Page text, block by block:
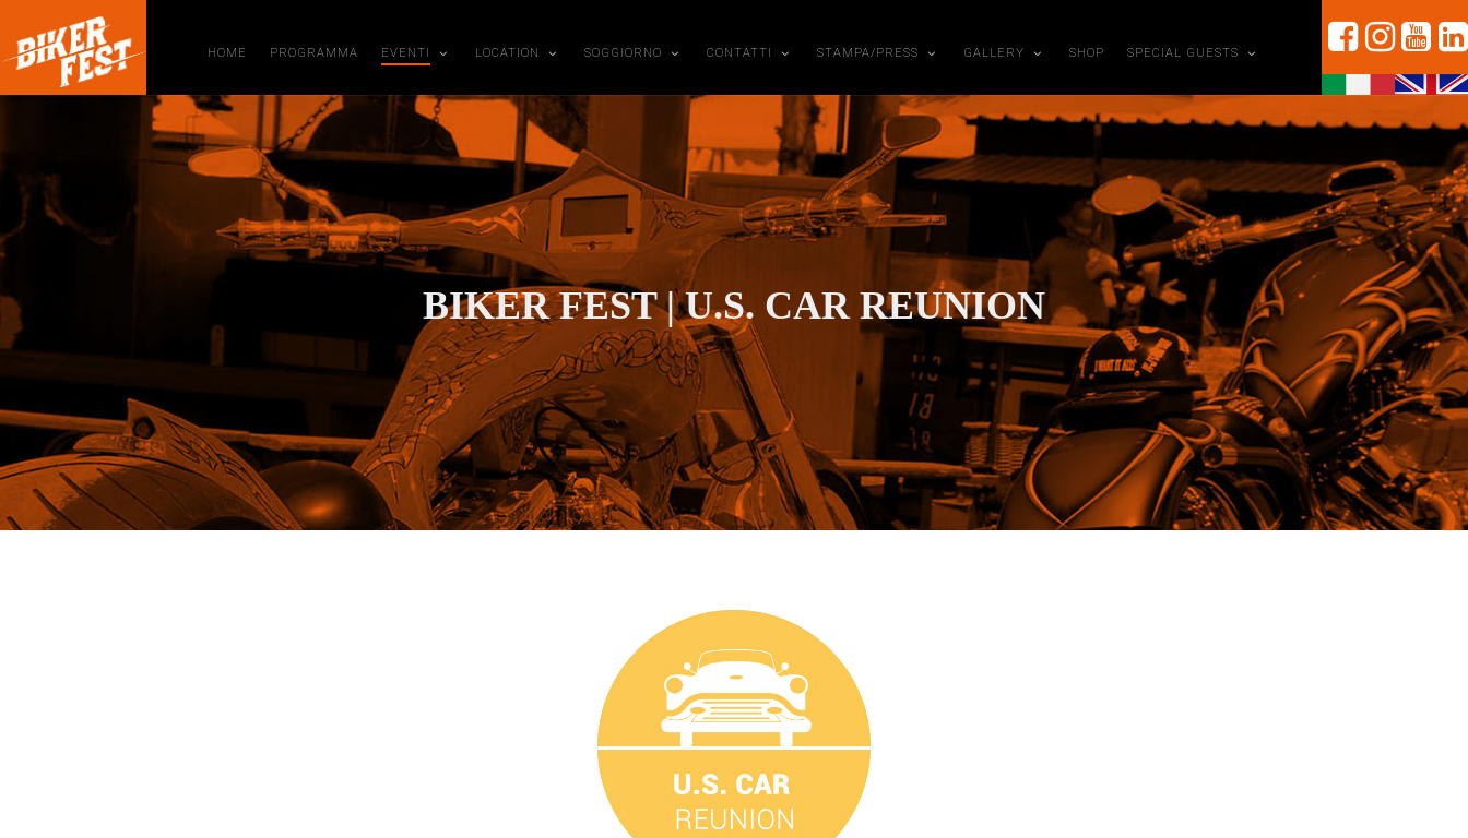
HOME PROGRAMMA EVENTI LOCATION SOGGIORNO CONTATTI STAMPA/PRESS GALLERY SHOP SPECIAL GUESTS
BIKER FEST | U.S. CAR REUNION